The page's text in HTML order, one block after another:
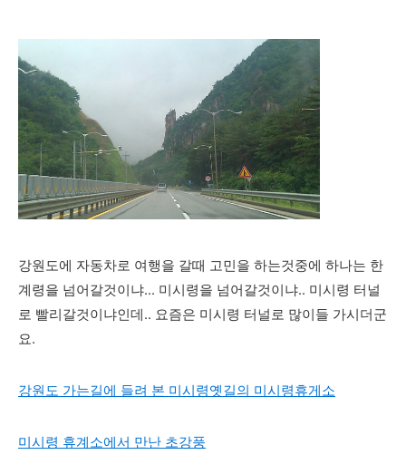
강원도에 자동차로 여행을 갈때 고민을 하는것중에 하나는 한
계령을 넘어갈것이냐... 미시령을 넘어갈것이냐.. 미시령 터널
로 빨리갈것이냐인데.. 요즘은 미시령 터널로 많이들 가시더군
요.
강원도 가는길에 들려 본 미시령옛길의 미시령휴게소
미시령 휴계소에서 만난 초강풍